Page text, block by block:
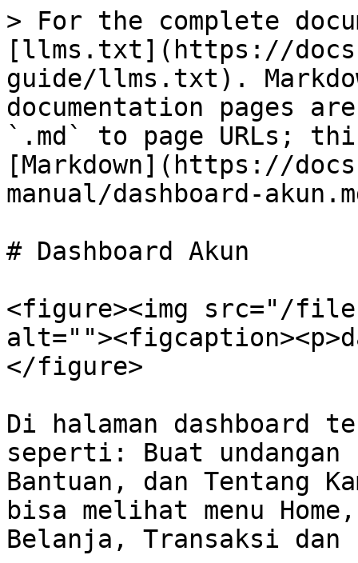
> For the complete
[llms.txt](https://
guide/llms.txt).
documentation pages
`.md` to page URLs;
[Markdown](https://
manual/dashboard-
# Dashboard Akun
<figure><img src="/files/
</figure>
Di halaman dashboard
seperti: Buat undangan
Bantuan, dan Tentang
bisa melihat menu
Belanja, Transaksi